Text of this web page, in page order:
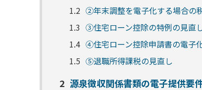
1.2 ②年末調整を電子化する場合の
1.3 ③住宅ローン控除の特例の見直
1.4 ④住宅ローン控除申請書の電子
1.5 ⑤退職所得課税の見直し
2 源泉徴収関係書類の電子提供要